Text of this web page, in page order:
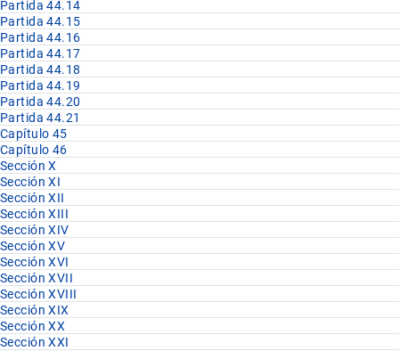
Partida 44.14
Partida 44.15
Partida 44.16
Partida 44.17
Partida 44.18
Partida 44.19
Partida 44.20
Partida 44.21
Capítulo 45
Capítulo 46
Sección X
Sección XI
Sección XII
Sección XIII
Sección XIV
Sección XV
Sección XVI
Sección XVII
Sección XVIII
Sección XIX
Sección XX
Sección XXI